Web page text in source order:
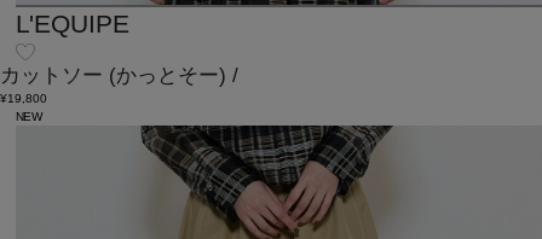
L'EQUIPE
カットソー (かっとそー) /
¥19,800
NEW